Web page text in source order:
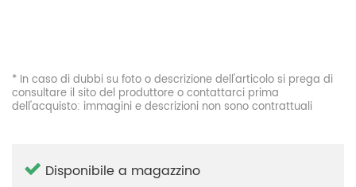
* In caso di dubbi su foto o descrizione dell'articolo si prega di
consultare il sito del produttore o contattarci prima
dell'acquisto: immagini e descrizioni non sono contrattuali
Disponibile a magazzino